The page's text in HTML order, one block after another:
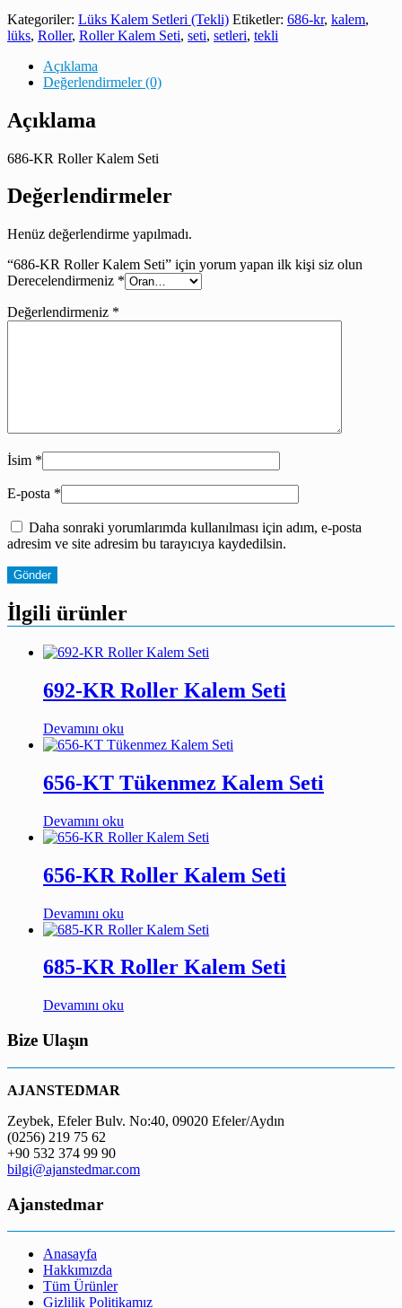
Kategoriler: Lüks Kalem Setleri (Tekli) Etiketler: 686-kr, kalem,
lüks, Roller, Roller Kalem Seti, seti, setleri, tekli
Açıklama
Değerlendirmeler (0)
Açıklama
686-KR Roller Kalem Seti
Değerlendirmeler
Henüz değerlendirme yapılmadı.
“686-KR Roller Kalem Seti” için yorum yapan ilk kişi siz olun
Derecelendirmeniz *
Değerlendirmeniz *
İsim *
E-posta *
Daha sonraki yorumlarımda kullanılması için adım, e-posta
adresim ve site adresim bu tarayıcıya kaydedilsin.
İlgili ürünler
692-KR Roller Kalem Seti
Devamını oku
656-KT Tükenmez Kalem Seti
Devamını oku
656-KR Roller Kalem Seti
Devamını oku
685-KR Roller Kalem Seti
Devamını oku
Bize Ulaşın
AJANSTEDMAR
Zeybek, Efeler Bulv. No:40, 09020 Efeler/Aydın
(0256) 219 75 62
+90 532 374 99 90
bilgi@ajanstedmar.com
Ajanstedmar
Anasayfa
Hakkımızda
Tüm Ürünler
Gizlilik Politikamız